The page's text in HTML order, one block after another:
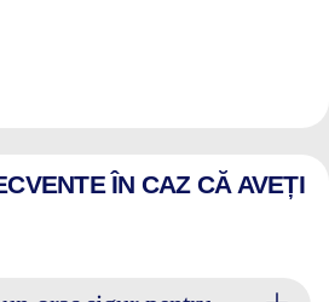
ÎN CAZ CĂ AVEȚI